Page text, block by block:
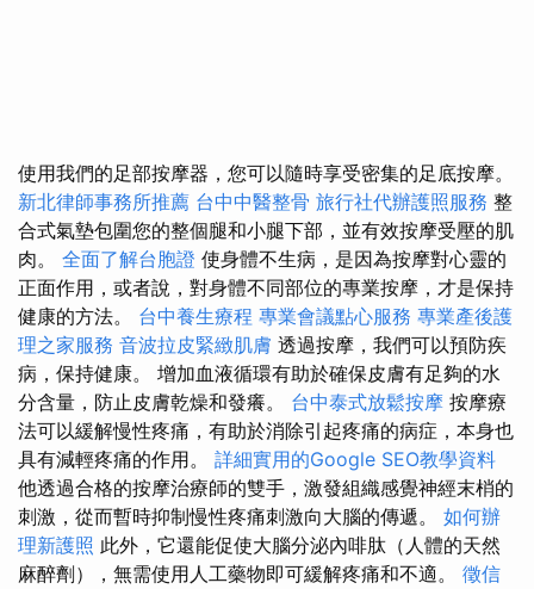
使用我們的足部按摩器，您可以隨時享受密集的足底按摩。
新北律師事務所推薦 台中中醫整骨 旅行社代辦護照服務 整
合式氣墊包圍您的整個腿和小腿下部，並有效按摩受壓的肌
肉。 全面了解台胞證 使身體不生病，是因為按摩對心靈的
正面作用，或者說，對身體不同部位的專業按摩，才是保持
健康的方法。 台中養生療程 專業會議點心服務 專業產後護
理之家服務 音波拉皮緊緻肌膚 透過按摩，我們可以預防疾
病，保持健康。 增加血液循環有助於確保皮膚有足夠的水
分含量，防止皮膚乾燥和發癢。 台中泰式放鬆按摩 按摩療
法可以緩解慢性疼痛，有助於消除引起疼痛的病症，本身也
具有減輕疼痛的作用。 詳細實用的Google SEO教學資料
他透過合格的按摩治療師的雙手，激發組織感覺神經末梢的
刺激，從而暫時抑制慢性疼痛刺激向大腦的傳遞。 如何辦
理新護照 此外，它還能促使大腦分泌內啡肽（人體的天然
麻醉劑），無需使用人工藥物即可緩解疼痛和不適。 徵信